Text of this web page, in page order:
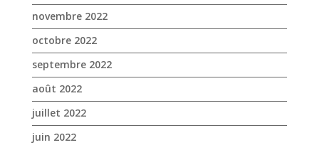
novembre 2022
octobre 2022
septembre 2022
août 2022
juillet 2022
juin 2022